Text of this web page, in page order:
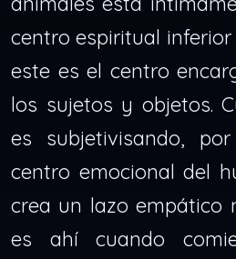
centro espiritual
este es el centro
los sujetos y objetos.
es subjetivisando,
centro emocional del
crea un lazo empático
es ahí cuando